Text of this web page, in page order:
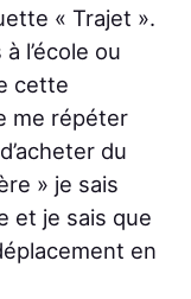
« Trajet ».
l’école ou
cette
me répéter
du
» je sais
et je sais que
en